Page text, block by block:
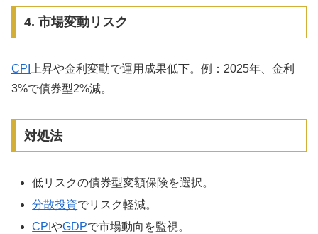
4. 市場変動リスク
CPI
上昇や金利変動で運用成果低下。例：2025年、金利
3%で債券型2%減。
対処法
低リスクの債券型変額保険を選択。
分散投資でリスク軽減。
CPIやGDPで市場動向を監視。